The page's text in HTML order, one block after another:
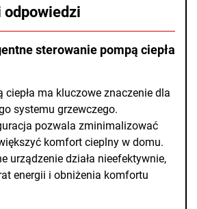
odpowiedzi
sterowanie pompą ciepła
ciepła ma kluczowe znaczenie dla
systemu grzewczego.
pozwala zminimalizować
komfort cieplny w domu.
urządzenie działa nieefektywnie,
energii i obniżenia komfortu